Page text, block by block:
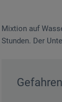
Mixtion auf
Stunden. Der